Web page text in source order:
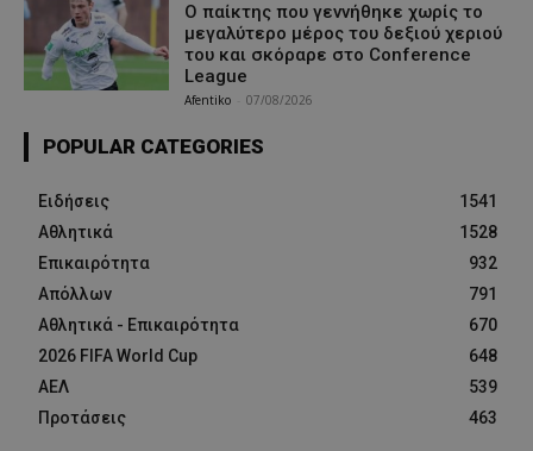
Ο παίκτης που γεννήθηκε χωρίς το
μεγαλύτερο μέρος του δεξιού χεριού
του και σκόραρε στο Conference
League
Afentiko 07/08/2026
POPULAR CATEGORIES
Ειδήσεις
1541
Αθλητικά
1528
Επικαιρότητα
932
Απόλλων
791
Αθλητικά - Επικαιρότητα
670
2026 FIFA World Cup
648
ΑΕΛ
539
Προτάσεις
463